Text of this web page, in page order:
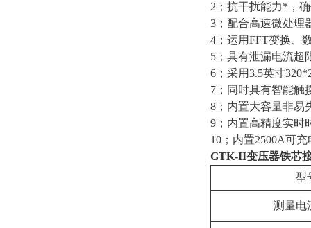
2；抗干扰能力*，
3；配合高速微处理
4；运用FFT变换、
5；具有泄漏电流超
6；采用3.5英寸
7；同时具有智能触
8；内置大容量非易
9；内置高精度实时
10；内置2500A可
GTK-II变压器铁芯
型
测量电